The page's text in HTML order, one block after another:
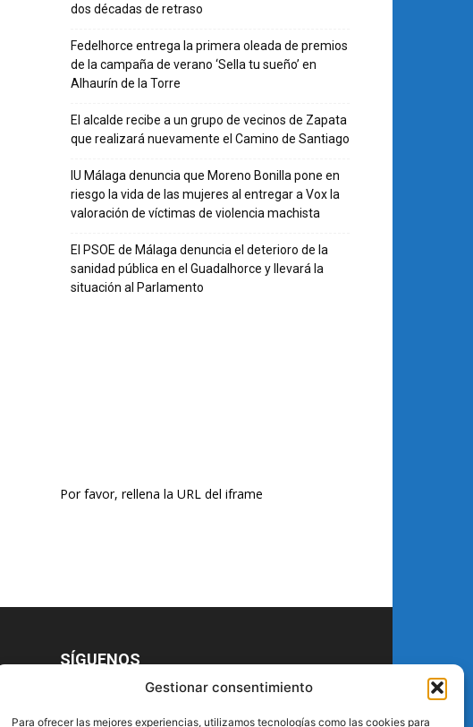
Gestionar consentimiento
Para ofrecer las mejores experiencias, utilizamos tecnologías como las cookies para
dos décadas de retraso
Fedelhorce entrega la primera oleada de premios
de la campaña de verano ‘Sella tu sueño’ en
Alhaurín de la Torre
El alcalde recibe a un grupo de vecinos de Zapata
que realizará nuevamente el Camino de Santiago
IU Málaga denuncia que Moreno Bonilla pone en
riesgo la vida de las mujeres al entregar a Vox la
valoración de víctimas de violencia machista
El PSOE de Málaga denuncia el deterioro de la
sanidad pública en el Guadalhorce y llevará la
situación al Parlamento
Por favor, rellena la URL del iframe
SÍGUENOS